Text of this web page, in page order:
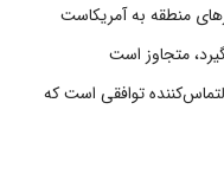
منطقه به آمریکاست
متجاوز است
توافقی است که